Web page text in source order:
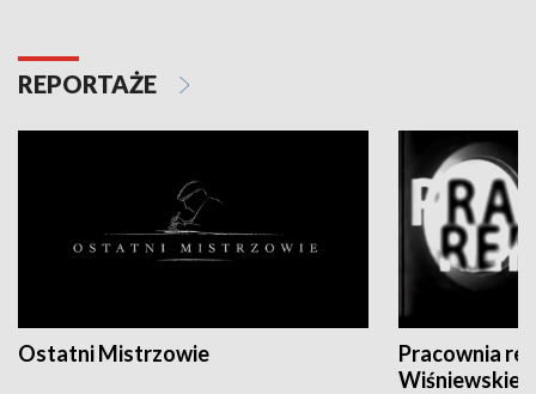
REPORTAŻE
Ostatni Mistrzowie
Pracownia